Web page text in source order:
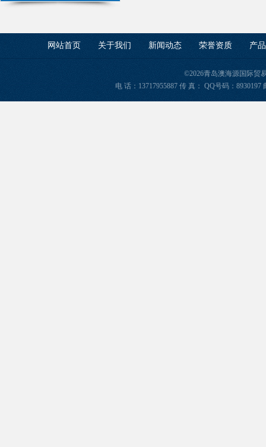
网站首页 关于我们 新闻动态 荣誉资质 产
©2026青岛澳海源国际贸
电 话：13717955887 传 真： QQ号码：